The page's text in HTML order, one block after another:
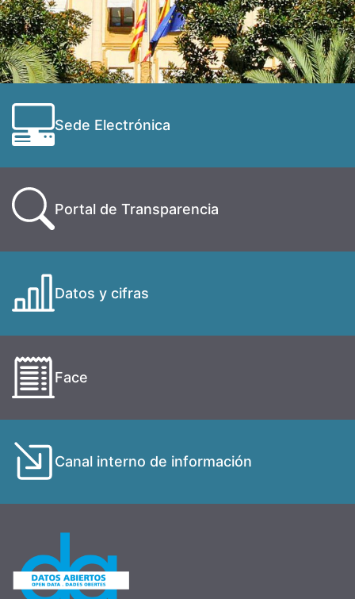
Sede Electrónica
Portal de Transparencia
Datos y cifras
Face
Canal interno de información